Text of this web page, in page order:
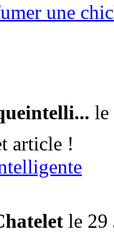
une
le
article !
le 29